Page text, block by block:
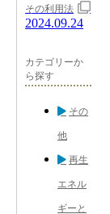
その利用法
2024.09.24
カテゴリーか
ら探す
その
他
再生
エネル
ギーと